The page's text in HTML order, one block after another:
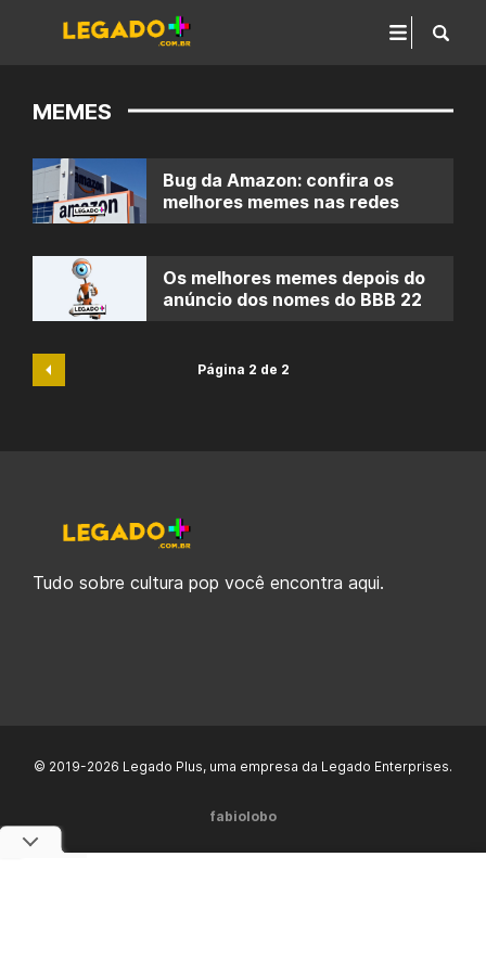
MEMES
Bug da Amazon: confira os
melhores memes nas redes
Os melhores memes depois do
anúncio dos nomes do BBB 22
Página 2 de 2
Tudo sobre cultura pop você encontra aqui.
© 2019-2026 Legado Plus, uma empresa da Legado Enterprises.
fabiolobo